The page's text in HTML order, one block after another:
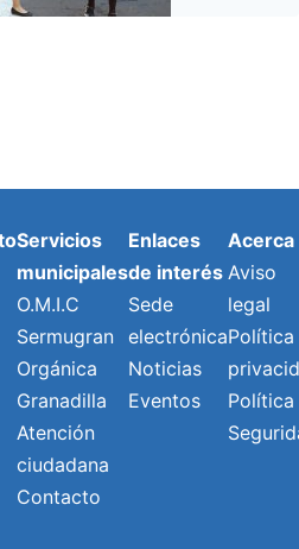
Servicios
municipales
O.M.I.C
Sermugran
Orgánica
Granadilla
Atención
ciudadana
Contacto
Enlaces
de interés
Sede
electrónica
Noticias
Eventos
Acerca
Aviso
legal
Política
Política